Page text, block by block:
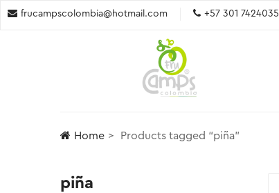
frucampscolombia@hotmail.com +57 301 7424035
Home Products tagged “piña”
piña